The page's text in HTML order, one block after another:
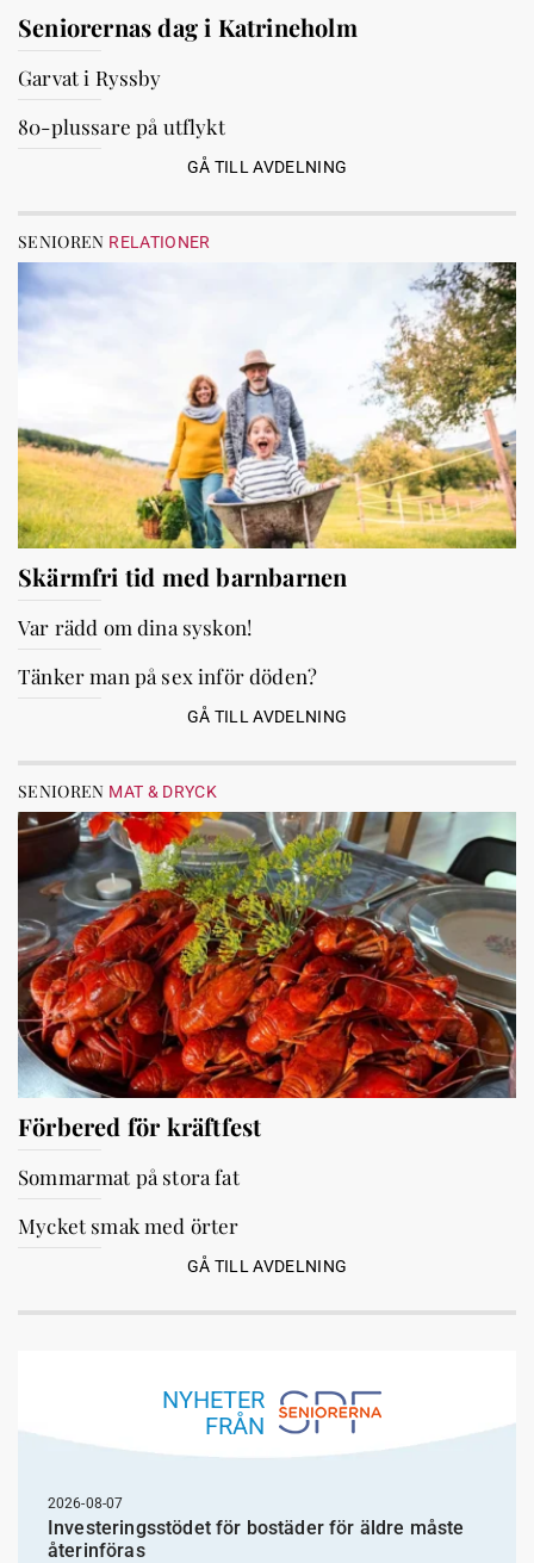
Seniorernas dag i Katrineholm
Garvat i Ryssby
80-plussare på utflykt
GÅ TILL AVDELNING
SENIOREN RELATIONER
Skärmfri tid med barnbarnen
Var rädd om dina syskon!
Tänker man på sex inför döden?
GÅ TILL AVDELNING
SENIOREN MAT & DRYCK
Förbered för kräftfest
Sommarmat på stora fat
Mycket smak med örter
GÅ TILL AVDELNING
NYHETER
FRÅN
2026-08-07
Investeringsstödet för bostäder för äldre måste
återinföras